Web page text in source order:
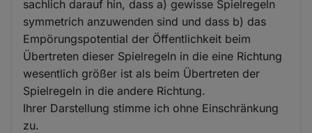
sachlich darauf hin, dass a) gewisse Spielregeln
symmetrich anzuwenden sind und dass b) das
Empörungspotential der Öffentlichkeit beim
Übertreten dieser Spielregeln in die eine Richtung
wesentlich größer ist als beim Übertreten der
Spielregeln in die andere Richtung.
Ihrer Darstellung stimme ich ohne Einschränkung
zu.